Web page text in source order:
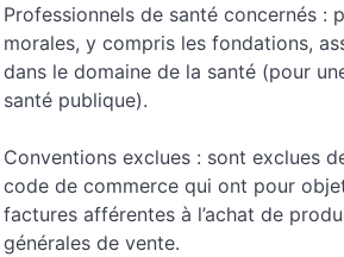
Professionnels de santé concernés :
morales, y compris les fondations,
dans le domaine de la santé (pour
santé publique).
Conventions exclues : sont exclues
code de commerce qui ont pour
factures afférentes à l’achat de
générales de vente.